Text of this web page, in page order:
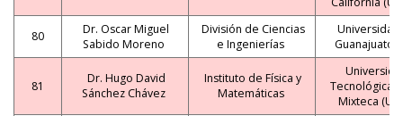
80
Dr. Oscar Miguel
Sabido Moreno
División de Ciencias
e Ingenierías
Guanajuato
81
Dr. Hugo David
Sánchez Chávez
Instituto de Física y
Matemáticas
Tecnológica
Mixteca